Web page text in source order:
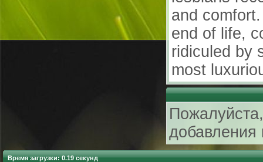
and
end of life,
ridiculed by
most
добавления
Время загрузки: 0.19 секунд